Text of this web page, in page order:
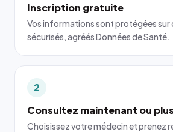
Inscription gratuite
Vos informations sont protégées sur
sécurisés, agréés Données de Santé.
2
Consultez maintenant ou
Choisissez votre médecin et prenez